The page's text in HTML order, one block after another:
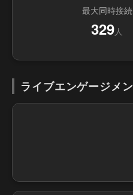
最大同時接続
329人
ライブエンゲージメ